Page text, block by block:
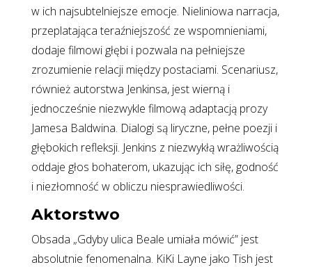
w ich najsubtelniejsze emocje. Nieliniowa narracja,
przeplatająca teraźniejszość ze wspomnieniami,
dodaje filmowi głębi i pozwala na pełniejsze
zrozumienie relacji między postaciami. Scenariusz,
również autorstwa Jenkinsa, jest wierną i
jednocześnie niezwykle filmową adaptacją prozy
Jamesa Baldwina. Dialogi są liryczne, pełne poezji i
głębokich refleksji. Jenkins z niezwykłą wrażliwością
oddaje głos bohaterom, ukazując ich siłę, godność
i niezłomność w obliczu niesprawiedliwości.
Aktorstwo
Obsada „Gdyby ulica Beale umiała mówić” jest
absolutnie fenomenalna. KiKi Layne jako Tish jest